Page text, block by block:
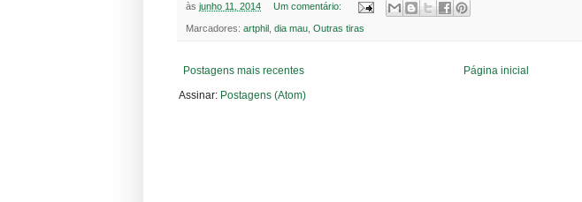
às junho 11, 2014 Um comentário:
Marcadores: artphil dia mau Outras tiras
Postagens mais recentes
Página inicial
Assinar: Postagens (Atom)